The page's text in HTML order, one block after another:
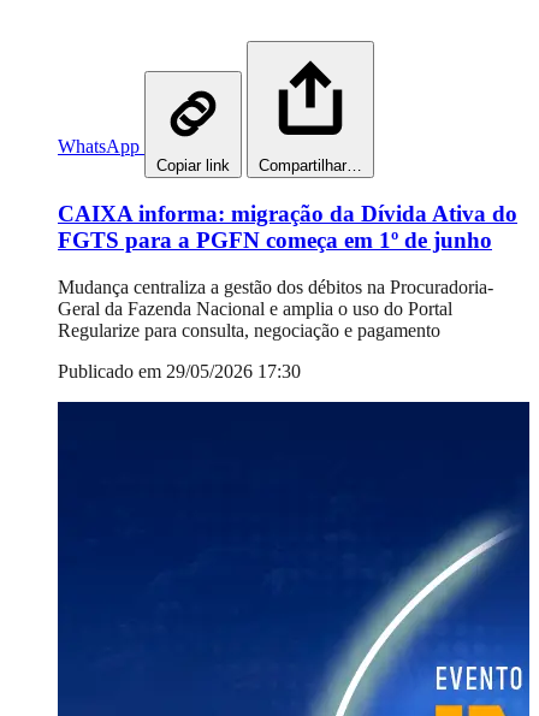
WhatsApp
Copiar link Compartilhar…
CAIXA informa: migração da Dívida Ativa do
FGTS para a PGFN começa em 1º de junho
Mudança centraliza a gestão dos débitos na Procuradoria-
Geral da Fazenda Nacional e amplia o uso do Portal
Regularize para consulta, negociação e pagamento
Publicado em 29/05/2026 17:30